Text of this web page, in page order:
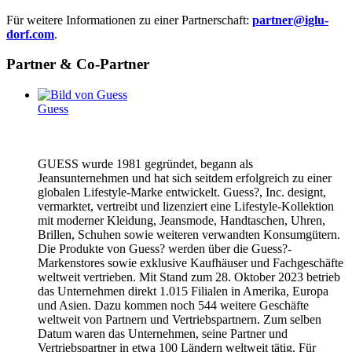
Für weitere Informationen zu einer Partnerschaft: partner@iglu-
dorf.com.
Partner & Co-Partner
Guess
GUESS wurde 1981 gegründet, begann als
Jeansunternehmen und hat sich seitdem erfolgreich zu einer
globalen Lifestyle-Marke entwickelt. Guess?, Inc. designt,
vermarktet, vertreibt und lizenziert eine Lifestyle-Kollektion
mit moderner Kleidung, Jeansmode, Handtaschen, Uhren,
Brillen, Schuhen sowie weiteren verwandten Konsumgütern.
Die Produkte von Guess? werden über die Guess?-
Markenstores sowie exklusive Kaufhäuser und Fachgeschäfte
weltweit vertrieben. Mit Stand zum 28. Oktober 2023 betrieb
das Unternehmen direkt 1.015 Filialen in Amerika, Europa
und Asien. Dazu kommen noch 544 weitere Geschäfte
weltweit von Partnern und Vertriebspartnern. Zum selben
Datum waren das Unternehmen, seine Partner und
Vertriebspartner in etwa 100 Ländern weltweit tätig. Für